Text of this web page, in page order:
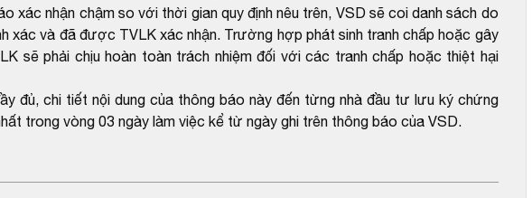
xác nhận chậm so với thời gian quy định nêu trên, VSD sẽ coi danh sách do
xác và đã được TVLK xác nhận. Trường hợp phát sinh tranh chấp hoặc gây
sẽ phải chịu hoàn toàn trách nhiệm đối với các tranh chấp hoặc thiệt hại
đủ, chi tiết nội dung của thông báo này đến từng nhà đầu tư lưu ký chứng
trong vòng 03 ngày làm việc kể từ ngày ghi trên thông báo của VSD.